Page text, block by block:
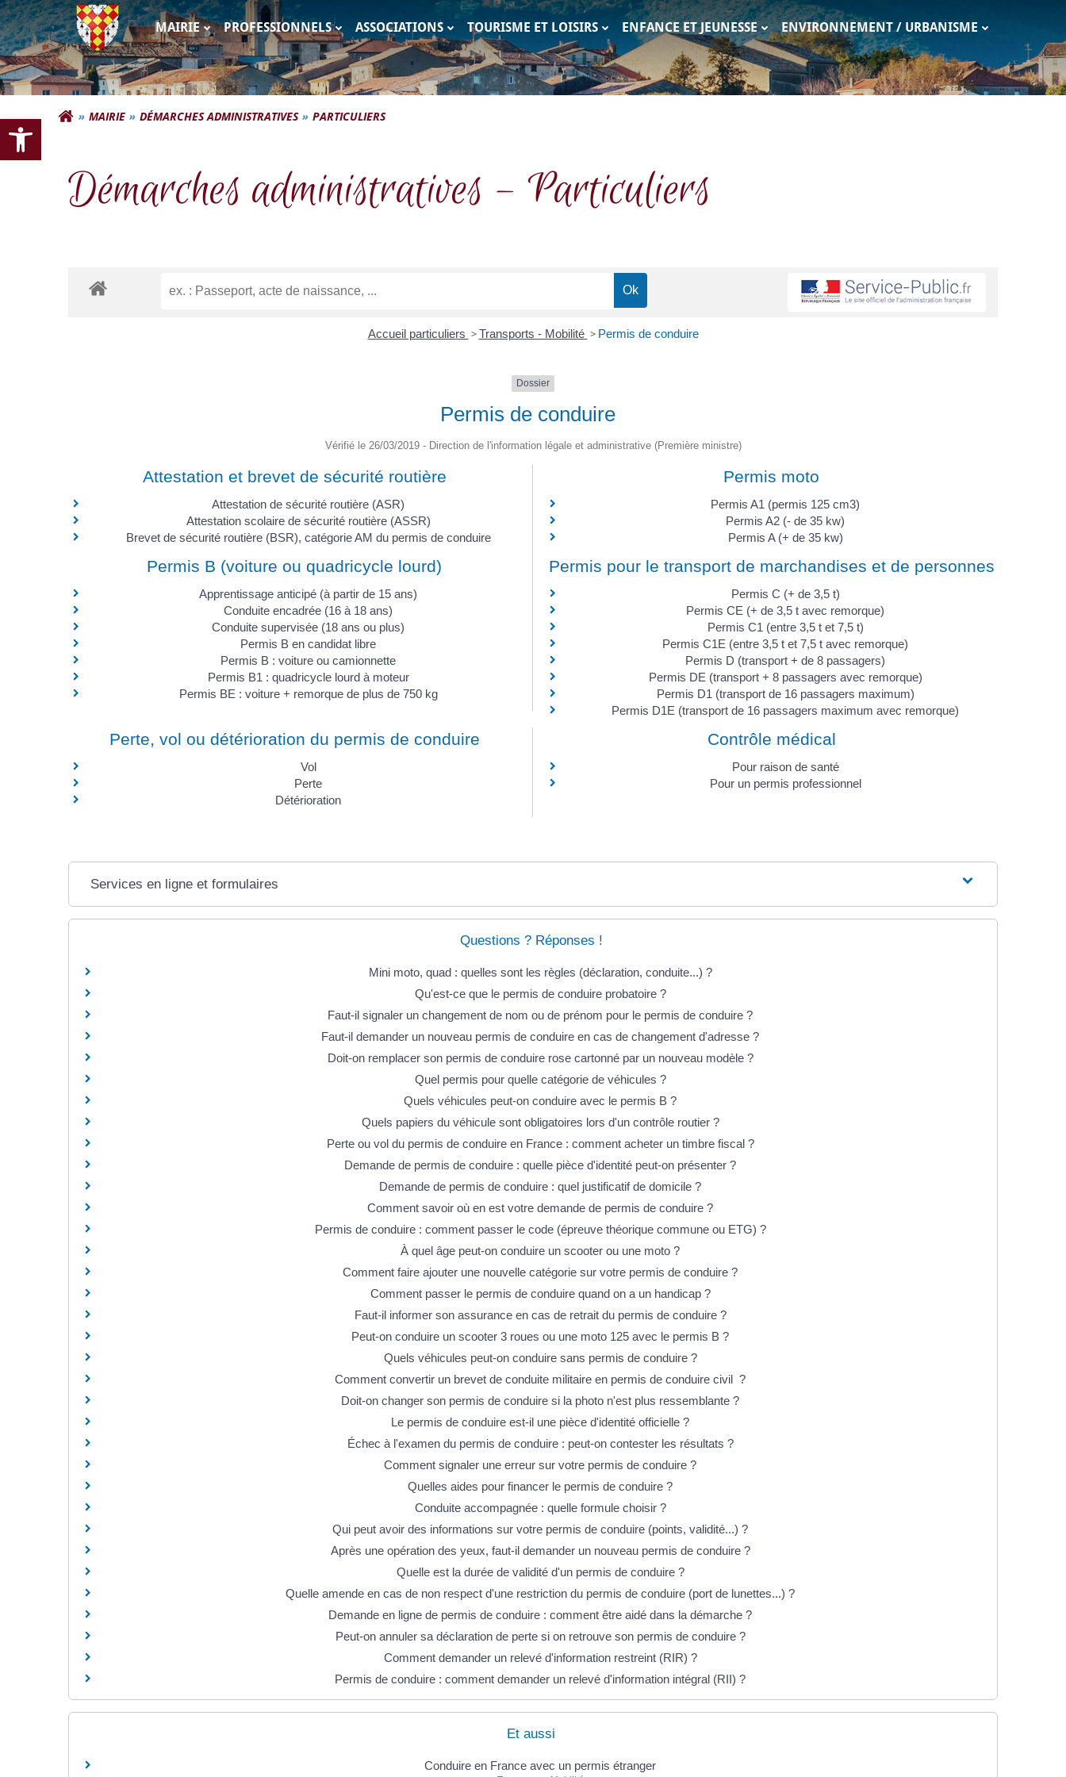
Ouvrir la barre d’outils
Aller
au
contenu
Commune d'Autignac
MAIRIE PROFESSIONNELS ASSOCIATIONS TOURISME ET LOISIRS ENFANCE ET JEUNESSE ENVIRONNEMENT / URBANISME
MAIRIE DÉMARCHES ADMINISTRATIVES PARTICULIERS
Démarches administratives – Particuliers
Accueil particuliers > Transports - Mobilité > Permis de conduire
Dossier
Permis de conduire
Vérifié le 26/03/2019 - Direction de l'information légale et administrative (Première ministre)
Attestation et brevet de sécurité routière
Attestation de sécurité routière (ASR)
Attestation scolaire de sécurité routière (ASSR)
Brevet de sécurité routière (BSR), catégorie AM du permis de conduire
Permis moto
Permis A1 (permis 125 cm3)
Permis A2 (- de 35 kw)
Permis A (+ de 35 kw)
Permis B (voiture ou quadricycle lourd)
Apprentissage anticipé (à partir de 15 ans)
Conduite encadrée (16 à 18 ans)
Conduite supervisée (18 ans ou plus)
Permis B en candidat libre
Permis B : voiture ou camionnette
Permis B1 : quadricycle lourd à moteur
Permis BE : voiture + remorque de plus de 750 kg
Permis pour le transport de marchandises et de personnes
Permis C (+ de 3,5 t)
Permis CE (+ de 3,5 t avec remorque)
Permis C1 (entre 3,5 t et 7,5 t)
Permis C1E (entre 3,5 t et 7,5 t avec remorque)
Permis D (transport + de 8 passagers)
Permis DE (transport + 8 passagers avec remorque)
Permis D1 (transport de 16 passagers maximum)
Permis D1E (transport de 16 passagers maximum avec remorque)
Perte, vol ou détérioration du permis de conduire
Vol
Perte
Détérioration
Contrôle médical
Pour raison de santé
Pour un permis professionnel
Services en ligne et formulaires
Questions ? Réponses !
Mini moto, quad : quelles sont les règles (déclaration, conduite...) ?
Qu'est-ce que le permis de conduire probatoire ?
Faut-il signaler un changement de nom ou de prénom pour le permis de conduire ?
Faut-il demander un nouveau permis de conduire en cas de changement d'adresse ?
Doit-on remplacer son permis de conduire rose cartonné par un nouveau modèle ?
Quel permis pour quelle catégorie de véhicules ?
Quels véhicules peut-on conduire avec le permis B ?
Quels papiers du véhicule sont obligatoires lors d'un contrôle routier ?
Perte ou vol du permis de conduire en France : comment acheter un timbre fiscal ?
Demande de permis de conduire : quelle pièce d'identité peut-on présenter ?
Demande de permis de conduire : quel justificatif de domicile ?
Comment savoir où en est votre demande de permis de conduire ?
Permis de conduire : comment passer le code (épreuve théorique commune ou ETG) ?
À quel âge peut-on conduire un scooter ou une moto ?
Comment faire ajouter une nouvelle catégorie sur votre permis de conduire ?
Comment passer le permis de conduire quand on a un handicap ?
Faut-il informer son assurance en cas de retrait du permis de conduire ?
Peut-on conduire un scooter 3 roues ou une moto 125 avec le permis B ?
Quels véhicules peut-on conduire sans permis de conduire ?
Comment convertir un brevet de conduite militaire en permis de conduire civil ?
Doit-on changer son permis de conduire si la photo n'est plus ressemblante ?
Le permis de conduire est-il une pièce d'identité officielle ?
Échec à l'examen du permis de conduire : peut-on contester les résultats ?
Comment signaler une erreur sur votre permis de conduire ?
Quelles aides pour financer le permis de conduire ?
Conduite accompagnée : quelle formule choisir ?
Qui peut avoir des informations sur votre permis de conduire (points, validité...) ?
Après une opération des yeux, faut-il demander un nouveau permis de conduire ?
Quelle est la durée de validité d'un permis de conduire ?
Quelle amende en cas de non respect d'une restriction du permis de conduire (port de lunettes...) ?
Demande en ligne de permis de conduire : comment être aidé dans la démarche ?
Peut-on annuler sa déclaration de perte si on retrouve son permis de conduire ?
Comment demander un relevé d'information restreint (RIR) ?
Permis de conduire : comment demander un relevé d'information intégral (RII) ?
Et aussi
Conduire en France avec un permis étranger